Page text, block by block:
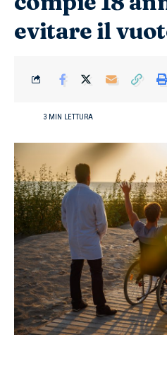
evitare il
3 MIN LETTURA